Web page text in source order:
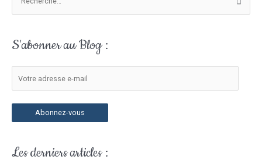
h
c
h
e
S'abonner au Blog :
d
r
e
-
Abonnez-vous
Les derniers articles :